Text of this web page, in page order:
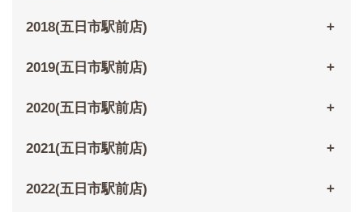
2018(五日市駅前店)
2019(五日市駅前店)
2020(五日市駅前店)
2021(五日市駅前店)
2022(五日市駅前店)